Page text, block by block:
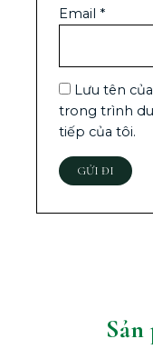
Email *
Lưu tên
trong trình
tiếp của tôi.